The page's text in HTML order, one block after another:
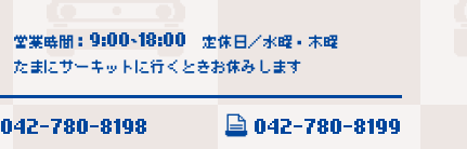
営業時間： 9:00~18:00
定休日／水曜・木曜
たまにサーキットに行くときお休みします
042-780-8198 042-780-8199